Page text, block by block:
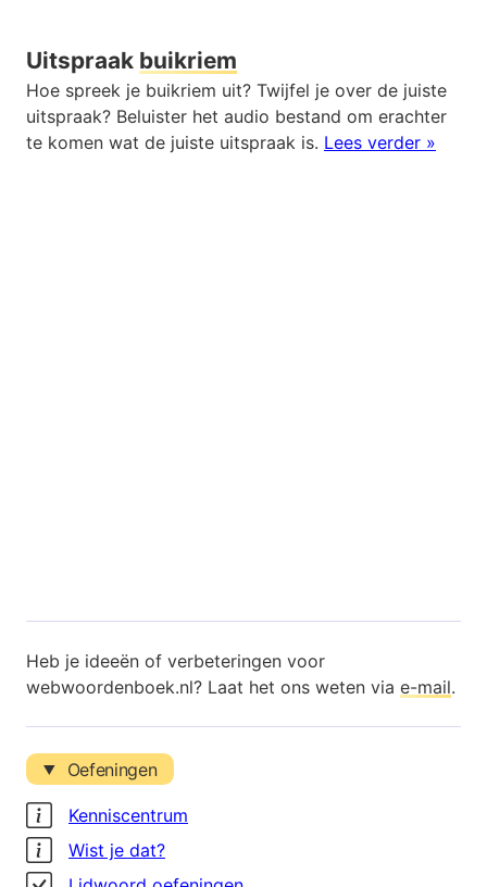
Uitspraak buikriem
Hoe spreek je buikriem uit? Twijfel je over de juiste
uitspraak? Beluister het audio bestand om erachter
te komen wat de juiste uitspraak is. Lees verder »
Heb je ideeën of verbeteringen voor
webwoordenboek.nl? Laat het ons weten via e-mail.
Oefeningen
Kenniscentrum
Wist je dat?